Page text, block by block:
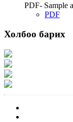
PDF- Sample
PDF
Холбоо барих